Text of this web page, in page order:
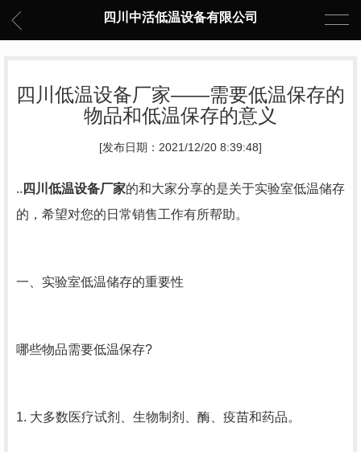
四川中活低温设备有限公司
四川低温设备厂家——需要低温保存的
物品和低温保存的意义
[发布日期：2021/12/20 8:39:48]
.. 四川低温设备厂家的和大家分享的是关于实验室低温储存
的，希望对您的日常销售工作有所帮助。
一、实验室低温储存的重要性
哪些物品需要低温保存?
1. 大多数医疗试剂、生物制剂、酶、疫苗和药品。